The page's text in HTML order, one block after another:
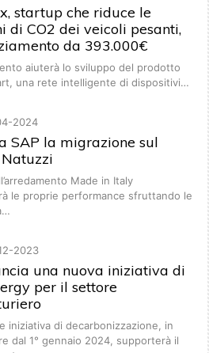
startup che riduce le
di CO2 dei veicoli pesanti,
da 393.000€
aiuterà lo sviluppo del prodotto
una rete intelligente di dispositivi…
2024
SAP la migrazione sul
Made in Italy
le proprie performance sfruttando le
2023
una nuova iniziativa di
per il settore
iniziativa di decarbonizzazione, in
dal 1° gennaio 2024, supporterà il